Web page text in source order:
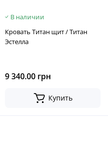
В наличии
Кровать Титан щит / Титан
Эстелла
9 340.00 грн
Купить